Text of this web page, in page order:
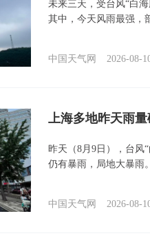
未来三天，受台风“白
其中，今天风雨最强，
中国天气网 2026-08-
上海多地昨天雨
昨天（8月9日），台风
仍有暴雨，局地大暴雨
中国天气网 2026-08-